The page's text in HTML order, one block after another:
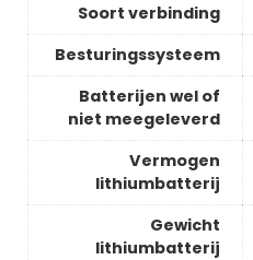
Soort verbinding
Besturingssysteem
Batterijen wel of
niet meegeleverd
Vermogen
lithiumbatterij
Gewicht
lithiumbatterij